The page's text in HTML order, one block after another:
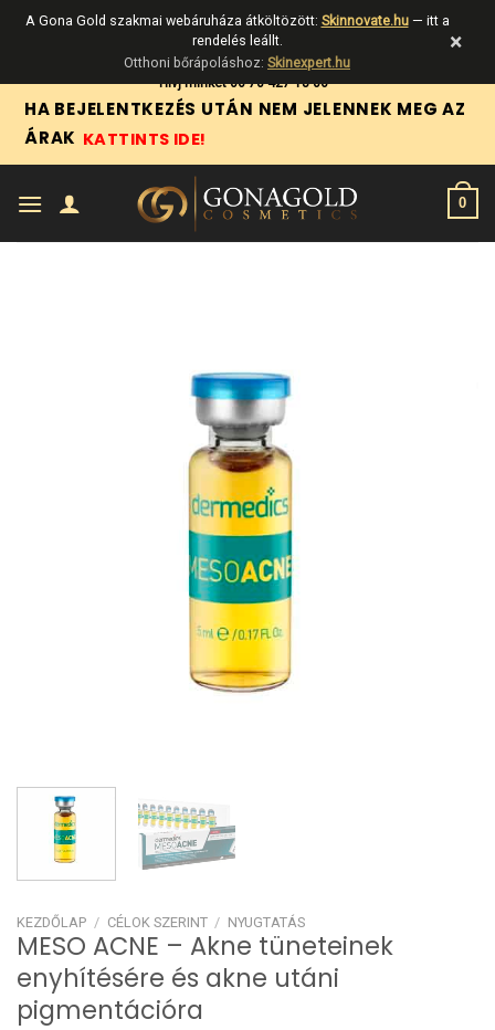
Skip
content
Hívj minket 06 70 427 18 06
HA BEJELENTKEZÉS UTÁN NEM JELENNEK MEG AZ
ÁRAK KATTINTS IDE!
0
KEZDŐLAP / CÉLOK SZERINT / NYUGTATÁS
MESO ACNE – Akne tüneteinek
enyhítésére és akne utáni
pigmentációra
A Gona Gold szakmai webáruháza átköltözött: Skinnovate.hu— itt a
rendelés leállt.
Otthoni bőrápoláshoz: Skinexpert.hu
×